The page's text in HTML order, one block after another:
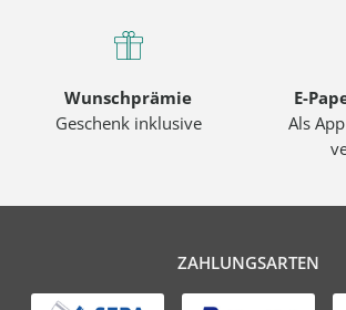
Wunschprämie
Geschenk inklusive
E-
Als
ZAHLUNGSARTEN